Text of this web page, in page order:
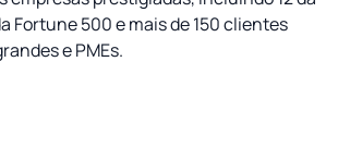
Fortune 500 e mais de 150 clientes
e PMEs.